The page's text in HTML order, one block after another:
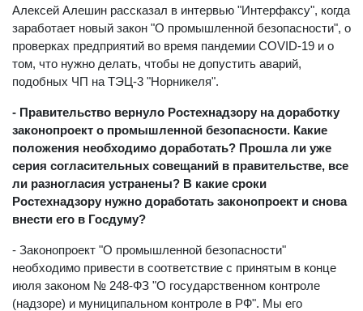
Алексей Алешин рассказал в интервью "Интерфаксу", когда
заработает новый закон "О промышленной безопасности", о
проверках предприятий во время пандемии COVID-19 и о
том, что нужно делать, чтобы не допустить аварий,
подобных ЧП на ТЭЦ-3 "Норникеля".
- Правительство вернуло Ростехнадзору на доработку
законопроект о промышленной безопасности. Какие
положения необходимо доработать? Прошла ли уже
серия согласительных совещаний в правительстве, все
ли разногласия устранены? В какие сроки
Ростехнадзору нужно доработать законопроект и снова
внести его в Госдуму?
- Законопроект "О промышленной безопасности"
необходимо привести в соответствие с принятым в конце
июля законом № 248-ФЗ "О государственном контроле
(надзоре) и муниципальном контроле в РФ". Мы его